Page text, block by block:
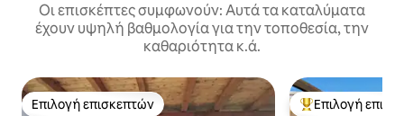
Οι επισκέπτες συμφωνούν: Αυτά τα καταλύματα
έχουν υψηλή βαθμολογία για την τοποθεσία, την
καθαριότητα κ.ά.
Επιλογή επισκεπτών
Επιλογή επισκεπτών Κορυφαία
Επιλογή